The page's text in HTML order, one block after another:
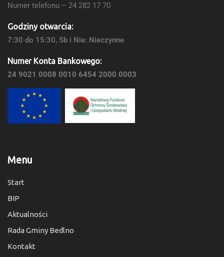
Numer telefonu – 24 282 17 70
Godziny otwarcia:
7:30 do 15:30, Sb i Nie: Nieczynne
Numer Konta Bankowego:
24 9021 0008 0010 6454 2000 0003
Menu
Start
BIP
Aktualności
Rada Gminy Bedlno
Kontakt